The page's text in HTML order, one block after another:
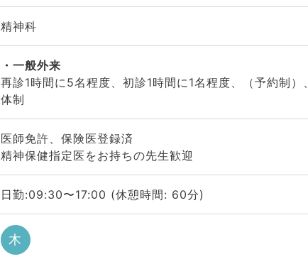
精神科
一般外来
再診1時間に5名程度、初診1時間に1名程度、（予約制
体制
医師免許、保険医登録済
精神保健指定医をお持ちの先生歓迎
日勤:09:30〜17:00 (休憩時間: 60分)
木